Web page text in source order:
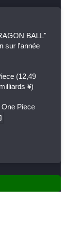
BALL"
sur l'année
(12,49
¥)
One Piece